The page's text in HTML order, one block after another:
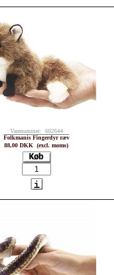
Varenummer: 602644
Folkmanis Fingerdyr ræv
88,00 DKK (excl. moms)